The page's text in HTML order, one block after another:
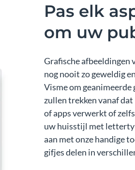
Pas elk
om uw
Grafische afbeeldingen
nog nooit zo geweldig
Visme om geanimeerde
zullen trekken vanaf
of apps verwerkt of
uw huisstijl met
aan met onze handige
gifjes delen in